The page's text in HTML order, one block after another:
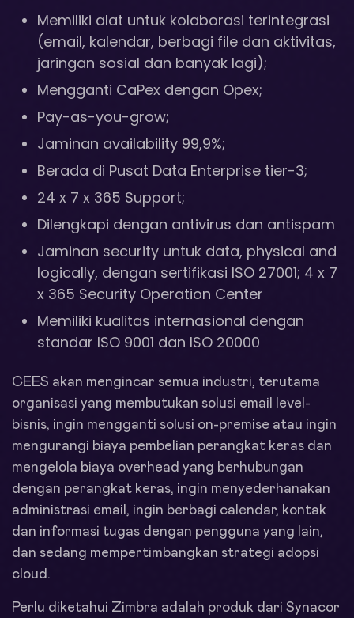
Memiliki alat untuk kolaborasi terintegrasi
(email, kalendar, berbagi file dan aktivitas,
jaringan sosial dan banyak lagi);
Mengganti CaPex dengan Opex;
Pay-as-you-grow;
Jaminan availability 99,9%;
Berada di Pusat Data Enterprise tier-3;
24 x 7 x 365 Support;
Dilengkapi dengan antivirus dan antispam
Jaminan security untuk data, physical and
logically, dengan sertifikasi ISO 27001; 4 x 7
x 365 Security Operation Center
Memiliki kualitas internasional dengan
standar ISO 9001 dan ISO 20000
CEES akan mengincar semua industri, terutama
organisasi yang membutukan solusi email level-
bisnis, ingin mengganti solusi on-premise atau ingin
mengurangi biaya pembelian perangkat keras dan
mengelola biaya overhead yang berhubungan
dengan perangkat keras, ingin menyederhanakan
administrasi email, ingin berbagi calendar, kontak
dan informasi tugas dengan pengguna yang lain,
dan sedang mempertimbangkan strategi adopsi
cloud.
Perlu diketahui Zimbra adalah produk dari Synacor